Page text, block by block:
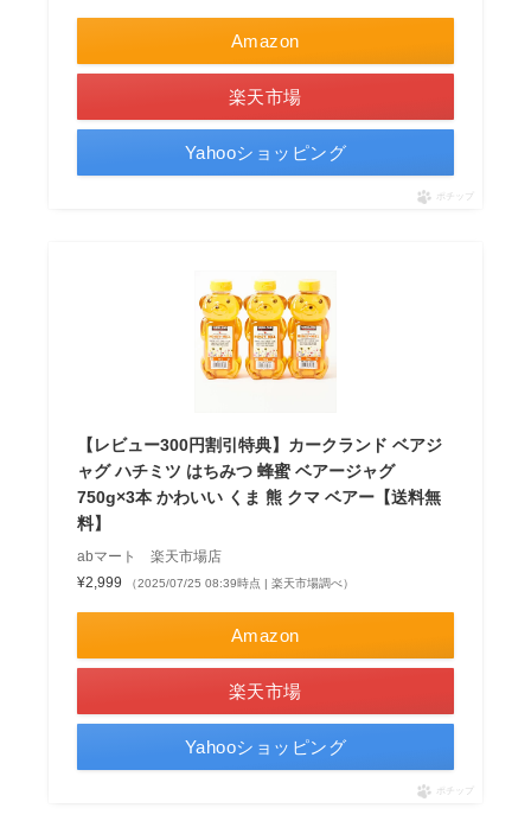
Amazon
楽天市場
Yahooショッピング
ポチップ
【レビュー300円割引特典】カークランド ベアジ
ャグ ハチミツ はちみつ 蜂蜜 ベアージャグ
750g×3本 かわいい くま 熊 クマ ベアー【送料無
料】
abマート 楽天市場店
¥2,999
（2025/07/25 08:39時点 | 楽天市場調べ）
Amazon
楽天市場
Yahooショッピング
ポチップ